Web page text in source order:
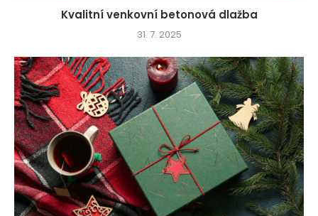
Kvalitní venkovní betonová dlažba
31. 7. 2025